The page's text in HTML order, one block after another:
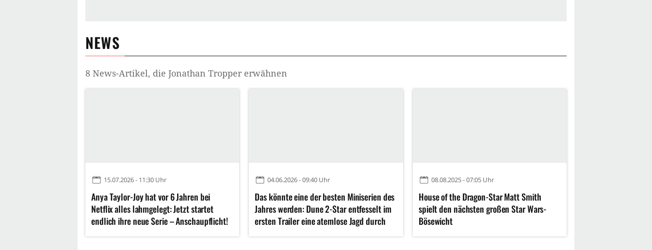
NEWS
8 News-Artikel, die Jonathan Tropper erwähnen
15.07.2026 - 11:30 Uhr
Anya Taylor-Joy hat vor 6 Jahren bei
Netflix alles lahmgelegt: Jetzt startet
endlich ihre neue Serie – Anschaupflicht!
04.06.2026 - 09:40 Uhr
Das könnte eine der besten Miniserien des
Jahres werden: Dune 2-Star entfesselt im
ersten Trailer eine atemlose Jagd durch
08.08.2025 - 07:05 Uhr
House of the Dragon-Star Matt Smith
spielt den nächsten großen Star Wars-
Bösewicht